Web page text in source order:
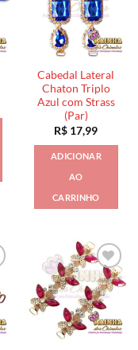
Cabedal Lateral
Chaton Triplo
Azul com Strass
(Par)
R$ 17,99
ADICIONAR
AO
CARRINHO